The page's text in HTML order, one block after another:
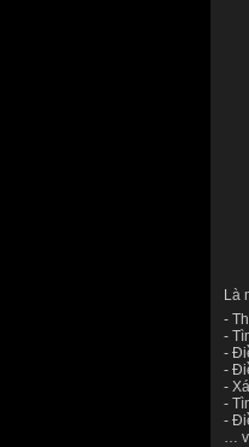
Là
-
-
-
-
-
-
-
…